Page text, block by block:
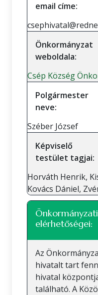
email címe:
Önkormányzat
weboldala:
Csép Község
Polgármester
neve:
Széber József
Képviselő
testület tagjai:
Horváth Henrik,
Kovács Dániel,
elérhetőségei:
Az
hivatalt tart
hivatal
található. A